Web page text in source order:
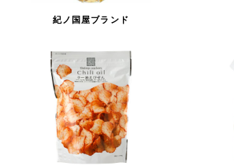
紀ノ国屋ブランド